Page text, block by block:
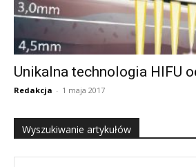
Unikalna technologia HIFU
Redakcja - 1 maja 2017
Wyszukiwanie artykułów